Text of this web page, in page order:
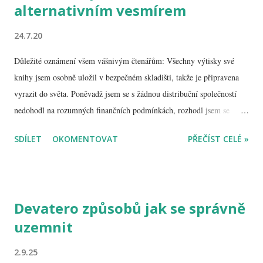
alternativním vesmírem
24.7.20
Důležité oznámení všem vášnivým čtenářům: Všechny výtisky své
knihy jsem osobně uložil v bezpečném skladišti, takže je připravena
vyrazit do světa. Poněvadž jsem se s žádnou distribuční společností
nedohodl na rozumných finančních podmínkách, rozhodl jsem se
pádem vyvstává pár omezení, která ale nejsou nepřekonatelná: Platit
přepravních společností, které si sami vyberete. Chcete-li knihu
podepsat, uveďte to také do poznámky, a předem se smiřte s faktem,
rukou, a tudíž může být podpis hodně neumělý až nečitelný.
SDÍLET OKOMENTOVAT PŘEČÍST CELÉ »
Devatero způsobů jak se správně
uzemnit
2.9.25